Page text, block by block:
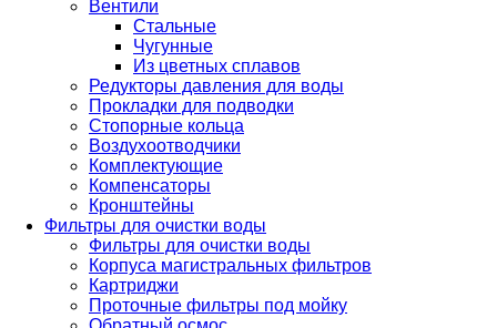
Вентили
Стальные
Чугунные
Из цветных сплавов
Редукторы давления для воды
Прокладки для подводки
Стопорные кольца
Воздухоотводчики
Комплектующие
Компенсаторы
Кронштейны
Фильтры для очистки воды
Фильтры для очистки воды
Корпуса магистральных фильтров
Картриджи
Проточные фильтры под мойку